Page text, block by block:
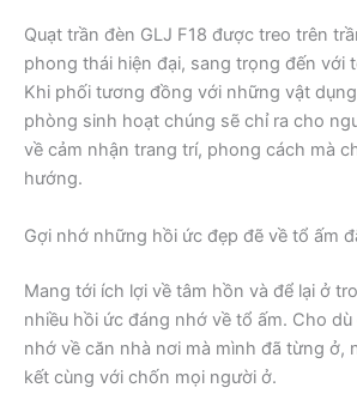
Quạt trần đèn GLJ F18 được treo trên
phong thái hiện đại, sang trọng đến với
Khi phối tương đồng với những vật
phòng sinh hoạt chúng sẽ chỉ ra cho
về cảm nhận trang trí, phong cách mà
hướng.
Gợi nhớ những hồi ức đẹp đẽ về tổ ấm
Mang tới ích lợi về tâm hồn và để lại ở
nhiều hồi ức đáng nhớ về tổ ấm. Cho
nhớ về căn nhà nơi mà mình đã từng ở,
kết cùng với chốn mọi người ở.